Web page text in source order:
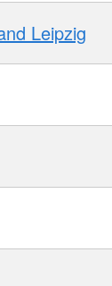
Leipzig